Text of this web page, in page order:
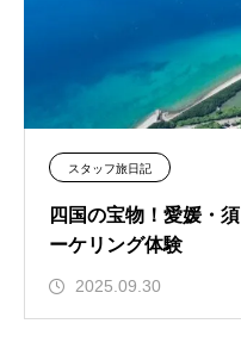
スタッフ旅日記
四国の宝物！愛媛・
ーケリング体験
2025.09.30